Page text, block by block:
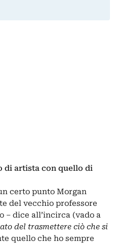
di artista con quello di
certo punto Morgan
del vecchio professore
dice all’incirca (vado a
del trasmettere ciò che si
quello che ho sempre